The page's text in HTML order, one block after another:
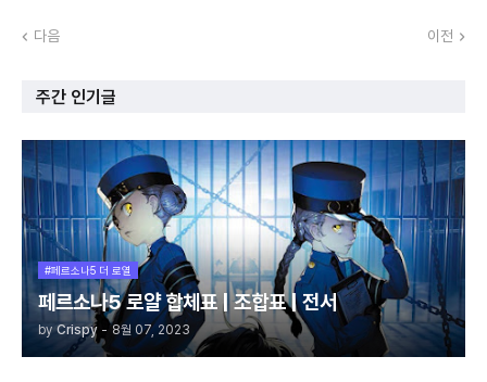
다음 이전
주간 인기글
#페르소나5 더 로열
페르소나5 로얄 합체표 | 조합표 | 전서
by Crispy - 8월 07, 2023